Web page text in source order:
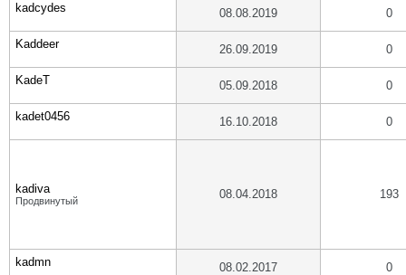
kadcydes 08.08.2019 0
Kaddeer 26.09.2019 0
KadeT 05.09.2018 0
kadet0456 16.10.2018 0
kadiva
Продвинутый 08.04.2018 193
kadmn 08.02.2017 0